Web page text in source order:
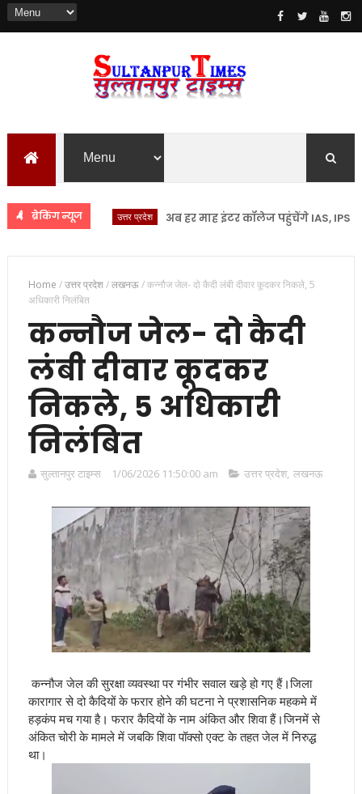
ब्रेकिंग न्यूजउत्तर प्रदेश अब हर माह इंटर कॉलेज पहुंचेंगे IAS, IPS और IFS
Home /उत्तर प्रदेश/लखनऊ/कन्नौज जेल- दो कैदी लंबी दीवार कूदकर निकले, 5
अधिकारी निलंबित
कन्नौज जेल- दो कैदी
लंबी दीवार कूदकर
निकले, 5 अधिकारी
निलंबित
सुल्तानपुर टाइम्स 1/06/2026 11:50:00 am उत्तर प्रदेश, लखनऊ
कन्नौज जेल की सुरक्षा व्यवस्था पर गंभीर सवाल खड़े हो गए हैं।जिला
कारागार से दो कैदियों के फरार होने की घटना ने प्रशासनिक महकमे में
हड़कंप मच गया है। फरार कैदियों के नाम अंकित और शिवा हैं।जिनमें से
अंकित चोरी के मामले में जबकि शिवा पॉक्सो एक्ट के तहत जेल में निरुद्ध
था।